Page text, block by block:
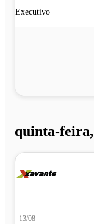
Executivo
quinta-feira,
13/08